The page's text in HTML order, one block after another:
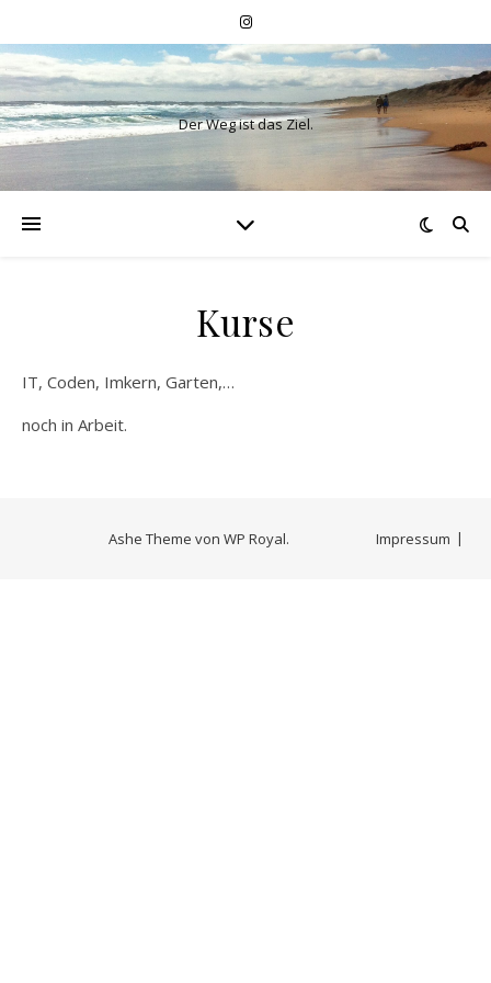
Der Weg ist das Ziel.
Kurse
IT, Coden, Imkern, Garten,…
noch in Arbeit.
Impressum
Ashe Theme von WP Royal.